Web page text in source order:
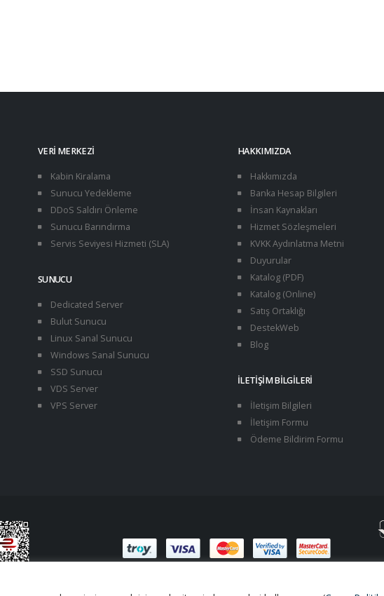
VERI MERKEZI
Kabin Kiralama
Sunucu Yedekleme
DDoS Saldırı Önleme
Sunucu Barındırma
Servis Seviyesi Hizmeti (SLA)
SUNUCU
Dedicated Server
Bulut Sunucu
Linux Sanal Sunucu
Windows Sanal Sunucu
SSD Sunucu
VDS Server
VPS Server
HAKKIMIZDA
Hakkımızda
Banka Hesap Bilgileri
İnsan Kaynakları
Hizmet Sözleşmeleri
KVKK Aydınlatma Metni
Duyurular
Katalog (PDF)
Katalog (Online)
Satış Ortaklığı
DestekWeb
Blog
İLETIŞIM BILGILERI
İletişim Bilgileri
İletişim Formu
Ödeme Bildirim Formu